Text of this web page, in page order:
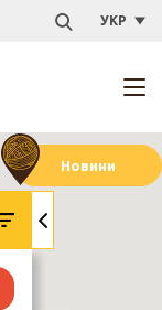
УКР
Новини